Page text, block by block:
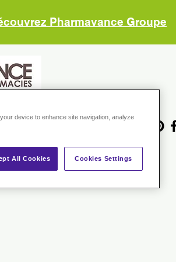
Pharmavance Groupe
device to enhance site navigation, analyze
All Cookies Cookies Settings